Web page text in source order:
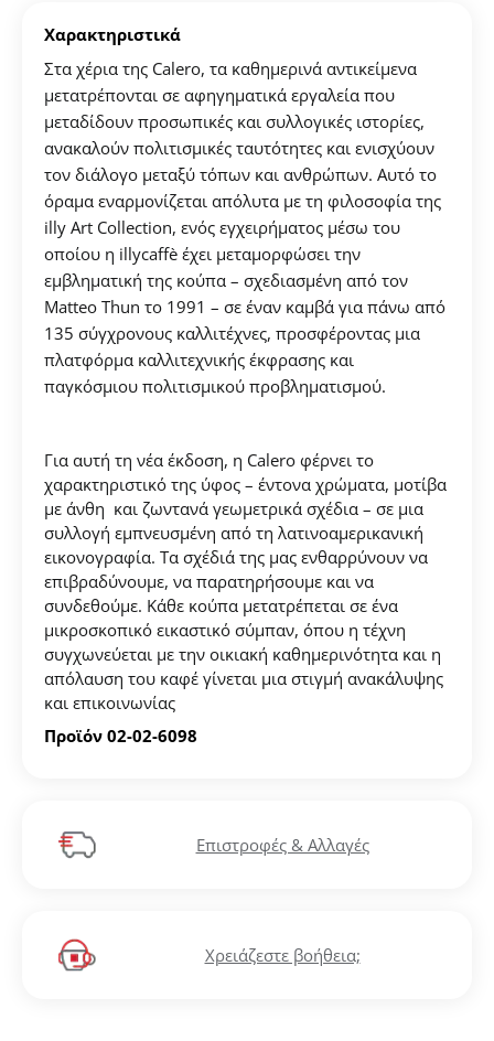
Χαρακτηριστικά
Στα χέρια της Calero, τα καθημερινά αντικείμενα
μετατρέπονται σε αφηγηματικά εργαλεία που
μεταδίδουν προσωπικές και συλλογικές ιστορίες,
ανακαλούν πολιτισμικές ταυτότητες και ενισχύουν
τον διάλογο μεταξύ τόπων και ανθρώπων. Αυτό το
όραμα εναρμονίζεται απόλυτα με τη φιλοσοφία της
illy Art Collection, ενός εγχειρήματος μέσω του
οποίου η illycaffè έχει μεταμορφώσει την
εμβληματική της κούπα – σχεδιασμένη από τον
Matteo Thun το 1991 – σε έναν καμβά για πάνω από
135 σύγχρονους καλλιτέχνες, προσφέροντας μια
πλατφόρμα καλλιτεχνικής έκφρασης και
παγκόσμιου πολιτισμικού προβληματισμού.
Για αυτή τη νέα έκδοση, η Calero φέρνει το
χαρακτηριστικό της ύφος – έντονα χρώματα, μοτίβα
με άνθη και ζωντανά γεωμετρικά σχέδια – σε μια
συλλογή εμπνευσμένη από τη λατινοαμερικανική
εικονογραφία. Τα σχέδιά της μας ενθαρρύνουν να
επιβραδύνουμε, να παρατηρήσουμε και να
συνδεθούμε. Κάθε κούπα μετατρέπεται σε ένα
μικροσκοπικό εικαστικό σύμπαν, όπου η τέχνη
συγχωνεύεται με την οικιακή καθημερινότητα και η
απόλαυση του καφέ γίνεται μια στιγμή ανακάλυψης
και επικοινωνίας
Προϊόν 02-02-6098
Επιστροφές & Αλλαγές
Χρειάζεστε βοήθεια;
Δημιουργήστε λογαριασμό για να αποθηκεύσετε τα
Αγαπημένα σας
Δημιουργήστε τον προσωπικό σας λογαριασμό και
αποθηκεύστε την δική σας λίστα αγαπημένων.
Βρείτε το προϊόν που επιθυμείτε και πατήστε στο
κουμπί "Προσθήκη στα Αγαπημένα".
Βρείτε την δική σας λίστα Αγαπημένων στο προφίλ
σας.
ΔΗΜΙΟΥΡΓΙΑ ΛΟΓΑΡΙΑΣΜΟΥ